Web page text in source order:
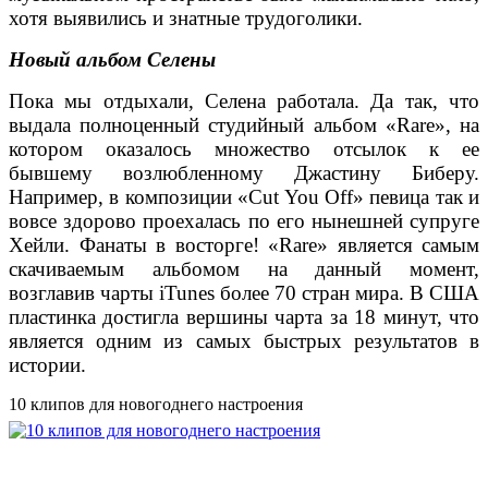
хотя выявились и знатные трудоголики.
Новый альбом Селены
Пока мы отдыхали, Селена работала. Да так, что
выдала полноценный студийный альбом «Rare», на
котором оказалось множество отсылок к ее
бывшему возлюбленному Джастину Биберу.
Например, в композиции «Cut You Off» певица так и
вовсе здорово проехалась по его нынешней супруге
Хейли. Фанаты в восторге! «Rare» является самым
скачиваемым альбомом на данный момент,
возглавив чарты iTunes более 70 стран мира. В США
пластинка достигла вершины чарта за 18 минут, что
является одним из самых быстрых результатов в
истории.
10 клипов для новогоднего настроения